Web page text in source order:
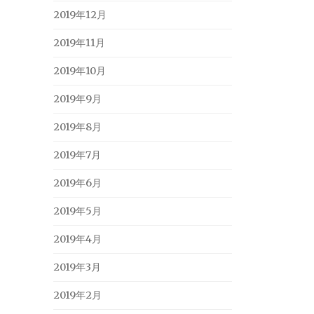
2019年12月
2019年11月
2019年10月
2019年9月
2019年8月
2019年7月
2019年6月
2019年5月
2019年4月
2019年3月
2019年2月